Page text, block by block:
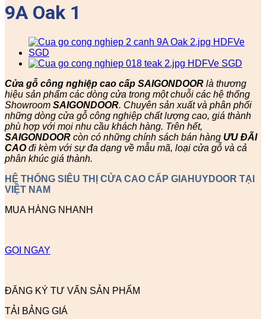
9A Oak 1
Cửa gỗ công nghiệp cao cấp SAIGONDOOR là thương
hiệu sản phẩm các dòng cửa trong một chuỗi các hệ thống
Showroom SAIGONDOOR. Chuyên sản xuất và phân phối
những dòng cửa gỗ công nghiệp chất lượng cao, giá thành
phù hợp với mọi nhu cầu khách hàng. Trên hết,
SAIGONDOOR còn có những chính sách bán hàng ƯU ĐÃI
CAOđi kèm với sự đa dạng về mẫu mã, loại cửa gỗ và cả
phân khúc giá thành.
HỆ THỐNG SIÊU THỊ CỬA CAO CẤP GIAHUYDOOR TẠI
VIỆT NAM
MUA HÀNG NHANH
GỌI NGAY
ĐĂNG KÝ TƯ VẤN SẢN PHẨM
TẢI BẢNG GIÁ